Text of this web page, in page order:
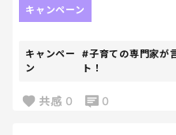
キャンペーン
キャンペー
ン
#子育ての専門家が
ト！
共感 0 0